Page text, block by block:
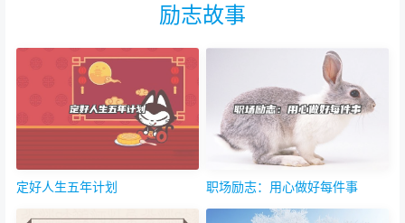
励志故事
定好人生五年计划 职场励志：用心做好每件事